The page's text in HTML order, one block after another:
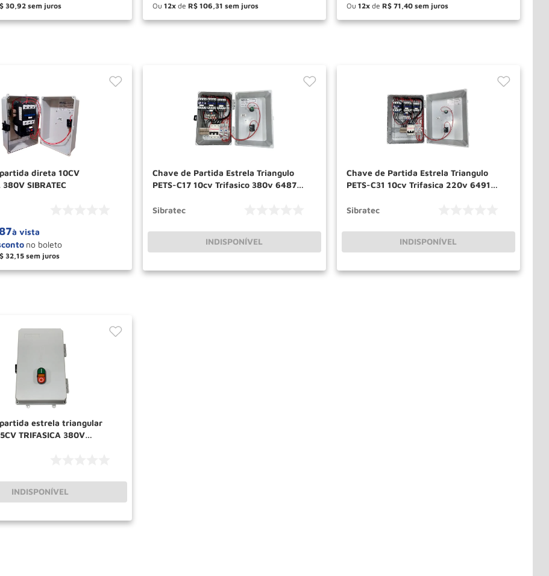
30, 92
＋ COMPRAR
Ou 12 de R$ 106 31
＋
－ COMPRAR
Ou 12 de R$ 71 40
＋
－ COMPRAR
direta 10CV
380V SIBRATEC
à vista
32, 15
＋ COMPRAR
Chave de Partida Estrela Triangulo
PETS-C17 10cv Trifasico 380v 6487
Sibratec
INDISPONÍVEL
Chave de Partida Estrela Triangulo
PETS-C31 10cv Trifasica 220v 6491
Sibratec
INDISPONÍVEL
estrela triangular
TRIFASICA 380V
INDISPONÍVEL